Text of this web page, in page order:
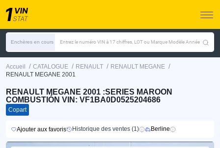
Enchères en cours Entrez le numéro VIN à 17 chiffres, LOT ou Marque Modèle Année
Accueil / CATALOGUE / RENAULT / RENAULT MEGANE /
RENAULT MEGANE 2001
RENAULT MEGANE 2001 :SERIES MAROON
COMBUSTIÓN VIN: VF1BA0D0525204686
Copart
Ajouter aux favoris Historique des ventes (1) Berline